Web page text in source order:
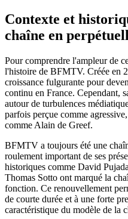
Contexte et
chaîne en
Pour comprendre l'ampleur de
l'histoire de BFMTV. Créée en
croissance fulgurante pour
continu en France. Cependant,
autour de turbulences
parfois perçue comme
comme Alain de Greef.
BFMTV a toujours été une
roulement important de ses
historiques comme David
Thomas Sotto ont marqué la
fonction. Ce renouvellement
de courte durée et à une forte
caractéristique du modèle de la